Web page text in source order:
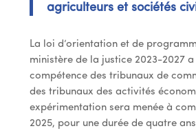
agriculteurs et sociétés
La loi d’orientation et de
ministère de la justice 2023-2027
compétence des tribunaux de
des tribunaux des activités
expérimentation sera menée à
2025, pour une durée de quatre